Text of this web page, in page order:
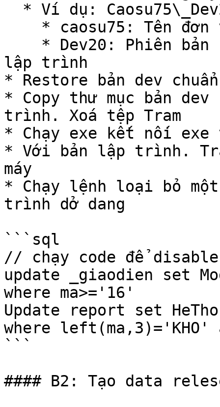
lập trình
* Restore bản dev
* Copy thư mục bản
trình. Xoá tệp Tram
* Chạy exe kết nối
* Với bản lập trình.
máy
* Chạy lệnh loại bỏ
trình dở dang
```sql
// chạy code để disable
update _giaodien set
where ma>='16'
Update report set
where left(ma,3)='KHO'
```
#### B2: Tạo data